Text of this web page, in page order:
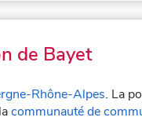
de Bayet
Rhône-Alpes. La
communauté de